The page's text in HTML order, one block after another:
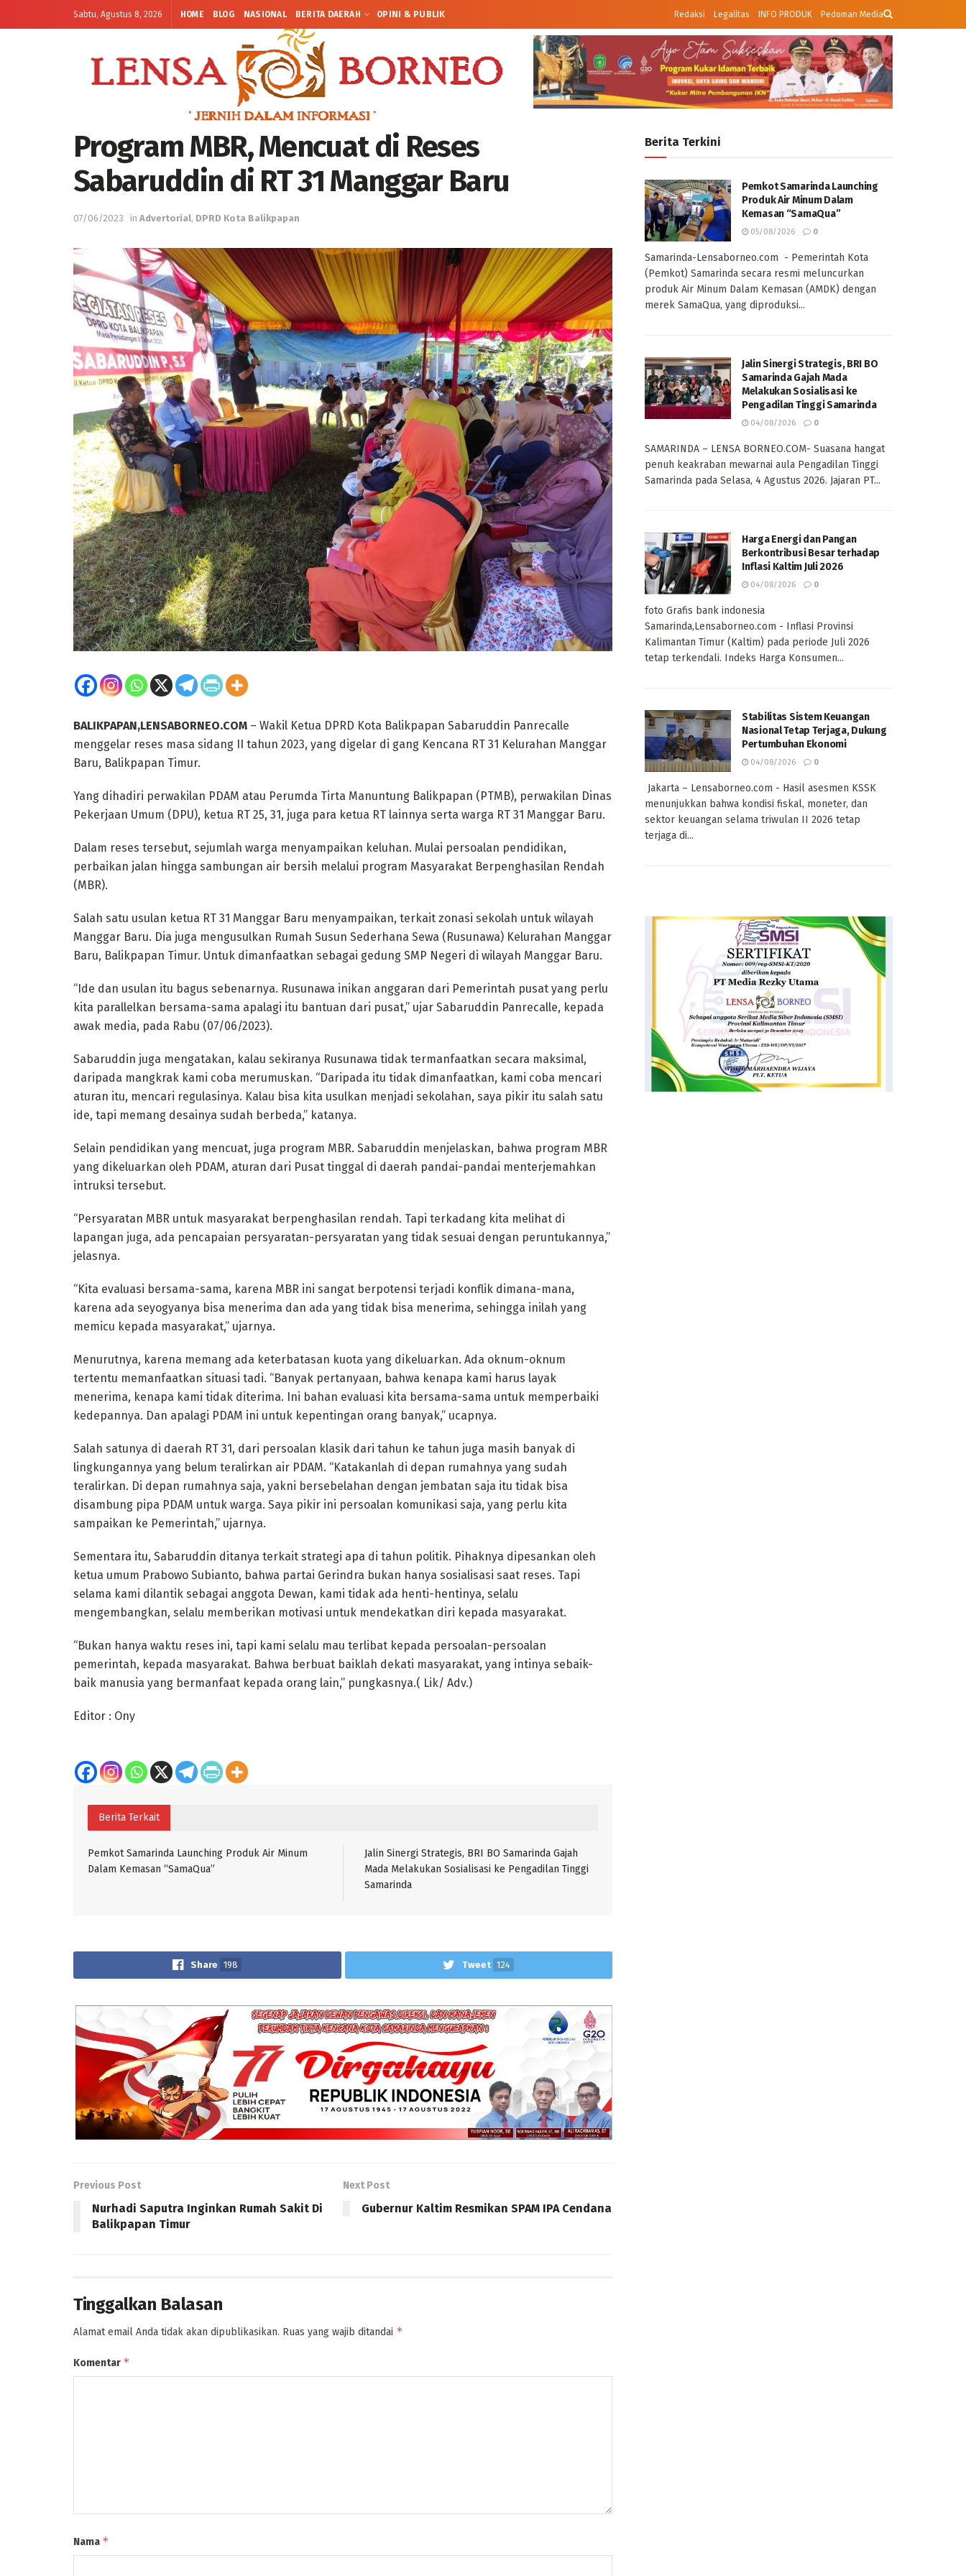
Sabtu, Agustus 8, 2026 HOME BLOG NASIONAL BERITA DAERAH OPINI & PUBLIK Redaksi Legalitas INFO PRODUK Pedoman Media
Program MBR, Mencuat di Reses
Sabaruddin di RT 31 Manggar Baru
07/06/2023 in Advertorial, DPRD Kota Balikpapan
BALIKPAPAN,LENSABORNEO.COM – Wakil Ketua DPRD Kota Balikpapan Sabaruddin Panrecalle
menggelar reses masa sidang II tahun 2023, yang digelar di gang Kencana RT 31 Kelurahan Manggar
Baru, Balikpapan Timur.
Yang dihadiri perwakilan PDAM atau Perumda Tirta Manuntung Balikpapan (PTMB), perwakilan Dinas
Pekerjaan Umum (DPU), ketua RT 25, 31, juga para ketua RT lainnya serta warga RT 31 Manggar Baru.
Dalam reses tersebut, sejumlah warga menyampaikan keluhan. Mulai persoalan pendidikan,
perbaikan jalan hingga sambungan air bersih melalui program Masyarakat Berpenghasilan Rendah
(MBR).
Salah satu usulan ketua RT 31 Manggar Baru menyampaikan, terkait zonasi sekolah untuk wilayah
Manggar Baru. Dia juga mengusulkan Rumah Susun Sederhana Sewa (Rusunawa) Kelurahan Manggar
Baru, Balikpapan Timur. Untuk dimanfaatkan sebagai gedung SMP Negeri di wilayah Manggar Baru.
“Ide dan usulan itu bagus sebenarnya. Rusunawa inikan anggaran dari Pemerintah pusat yang perlu
kita parallelkan bersama-sama apalagi itu bantuan dari pusat,” ujar Sabaruddin Panrecalle, kepada
awak media, pada Rabu (07/06/2023).
Sabaruddin juga mengatakan, kalau sekiranya Rusunawa tidak termanfaatkan secara maksimal,
daripada mangkrak kami coba merumuskan. “Daripada itu tidak dimanfaatkan, kami coba mencari
aturan itu, mencari regulasinya. Kalau bisa kita usulkan menjadi sekolahan, saya pikir itu salah satu
ide, tapi memang desainya sudah berbeda,” katanya.
Selain pendidikan yang mencuat, juga program MBR. Sabaruddin menjelaskan, bahwa program MBR
yang dikeluarkan oleh PDAM, aturan dari Pusat tinggal di daerah pandai-pandai menterjemahkan
intruksi tersebut.
“Persyaratan MBR untuk masyarakat berpenghasilan rendah. Tapi terkadang kita melihat di
lapangan juga, ada pencapaian persyaratan-persyaratan yang tidak sesuai dengan peruntukannya,”
jelasnya.
“Kita evaluasi bersama-sama, karena MBR ini sangat berpotensi terjadi konflik dimana-mana,
karena ada seyogyanya bisa menerima dan ada yang tidak bisa menerima, sehingga inilah yang
memicu kepada masyarakat,” ujarnya.
Menurutnya, karena memang ada keterbatasan kuota yang dikeluarkan. Ada oknum-oknum
tertentu memanfaatkan situasi tadi. “Banyak pertanyaan, bahwa kenapa kami harus layak
menerima, kenapa kami tidak diterima. Ini bahan evaluasi kita bersama-sama untuk memperbaiki
kedepannya. Dan apalagi PDAM ini untuk kepentingan orang banyak,” ucapnya.
Salah satunya di daerah RT 31, dari persoalan klasik dari tahun ke tahun juga masih banyak di
lingkungannya yang belum teralirkan air PDAM. “Katakanlah di depan rumahnya yang sudah
teralirkan. Di depan rumahnya saja, yakni bersebelahan dengan jembatan saja itu tidak bisa
disambung pipa PDAM untuk warga. Saya pikir ini persoalan komunikasi saja, yang perlu kita
sampaikan ke Pemerintah,” ujarnya.
Sementara itu, Sabaruddin ditanya terkait strategi apa di tahun politik. Pihaknya dipesankan oleh
ketua umum Prabowo Subianto, bahwa partai Gerindra bukan hanya sosialisasi saat reses. Tapi
selama kami dilantik sebagai anggota Dewan, kami tidak ada henti-hentinya, selalu
mengembangkan, selalu memberikan motivasi untuk mendekatkan diri kepada masyarakat.
“Bukan hanya waktu reses ini, tapi kami selalu mau terlibat kepada persoalan-persoalan
pemerintah, kepada masyarakat. Bahwa berbuat baiklah dekati masyarakat, yang intinya sebaik-
baik manusia yang bermanfaat kepada orang lain,” pungkasnya.( Lik/ Adv.)
Editor : Ony
Berita Terkait
Pemkot Samarinda Launching Produk Air Minum
Dalam Kemasan “SamaQua”
Jalin Sinergi Strategis, BRI BO Samarinda Gajah
Mada Melakukan Sosialisasi ke Pengadilan Tinggi
Samarinda
Share 198 Tweet 124
Previous Post
Nurhadi Saputra Inginkan Rumah Sakit Di
Balikpapan Timur
Next Post
Gubernur Kaltim Resmikan SPAM IPA Cendana
Tinggalkan Balasan
Alamat email Anda tidak akan dipublikasikan. Ruas yang wajib ditandai *
Komentar *
Nama *
Berita Terkini
Pemkot Samarinda Launching
Produk Air Minum Dalam
Kemasan “SamaQua”
05/08/2026 0
Samarinda-Lensaborneo.com - Pemerintah Kota
(Pemkot) Samarinda secara resmi meluncurkan
produk Air Minum Dalam Kemasan (AMDK) dengan
merek SamaQua, yang diproduksi...
Jalin Sinergi Strategis, BRI BO
Samarinda Gajah Mada
Melakukan Sosialisasi ke
Pengadilan Tinggi Samarinda
04/08/2026 0
SAMARINDA – LENSA BORNEO.COM- Suasana hangat
penuh keakraban mewarnai aula Pengadilan Tinggi
Samarinda pada Selasa, 4 Agustus 2026. Jajaran PT...
Harga Energi dan Pangan
Berkontribusi Besar terhadap
Inflasi Kaltim Juli 2026
04/08/2026 0
foto Grafis bank indonesia
Samarinda,Lensaborneo.com - Inflasi Provinsi
Kalimantan Timur (Kaltim) pada periode Juli 2026
tetap terkendali. Indeks Harga Konsumen...
Stabilitas Sistem Keuangan
Nasional Tetap Terjaga, Dukung
Pertumbuhan Ekonomi
04/08/2026 0
Jakarta – Lensaborneo.com - Hasil asesmen KSSK
menunjukkan bahwa kondisi fiskal, moneter, dan
sektor keuangan selama triwulan II 2026 tetap
terjaga di...